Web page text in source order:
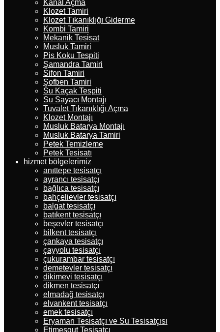
Kanal Açma
Klozet Tamiri
Klozet Tıkanıklığı Giderme
Kombi Tamiri
Mekanik Tesisat
Musluk Tamiri
Pis Koku Tespiti
Şamandra Tamiri
Sifon Tamiri
Şofben Tamiri
Su Kaçak Tespiti
Su Sayacı Montajı
Tuvalet Tıkanıklığı Açma
Klozet Montajı
Musluk Batarya Montajı
Musluk Batarya Tamiri
Petek Temizleme
Petek Tesisatı
hizmet bölgelerimiz
anıttepe tesisatçı
ayrancı tesisatçı
bağlıca tesisatçı
bahçelievler tesisatçı
balgat tesisatçı
batıkent tesisatçı
beşevler tesisatçı
bilkent tesisatçı
çankaya tesisatçı
çayyolu tesisatçı
çukurambar tesisatçı
demetevler tesisatçı
dikimevi tesisatçı
dikmen tesisatçı
elmadağ tesisatçı
elvankent tesisatçı
emek tesisatçı
Eryaman Tesisatçı ve Su Tesisatçısı
Etimesgut Tesisatçı